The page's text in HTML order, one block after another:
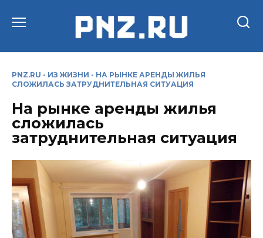
PNZ.RU - ИЗ ЖИЗНИ - НА РЫНКЕ АРЕНДЫ ЖИЛЬЯ
СЛОЖИЛАСЬ ЗАТРУДНИТЕЛЬНАЯ СИТУАЦИЯ
На рынке аренды жилья
сложилась
затруднительная ситуация